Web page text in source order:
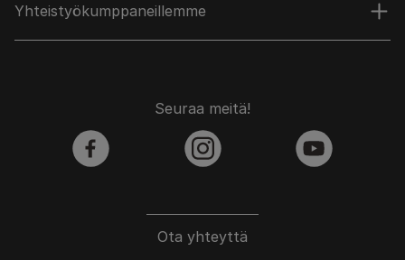
Yhteistyökumppaneillemme
Ota yhteyttä
Seuraa meitä!
facebook instagram youtube